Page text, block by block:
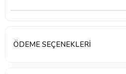
ÖDEME SEÇENEKLERI